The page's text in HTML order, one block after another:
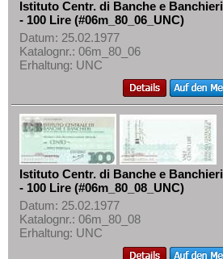
Istituto Centr. di Banche e Banchieri
- 100 Lire (#06m_80_06_UNC)
Datum: 25.02.1977
Katalognr.: 06m_80_06
Erhaltung: UNC
Istituto Centr. di Banche e Banchieri
- 100 Lire (#06m_80_08_UNC)
Datum: 25.02.1977
Katalognr.: 06m_80_08
Erhaltung: UNC